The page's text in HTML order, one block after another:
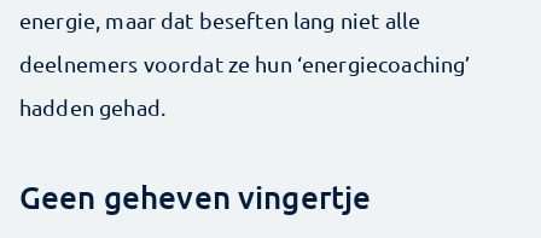
energie, maar dat beseften lang niet alle
deelnemers voordat ze hun ‘energiecoaching’
hadden gehad.
Geen geheven vingertje